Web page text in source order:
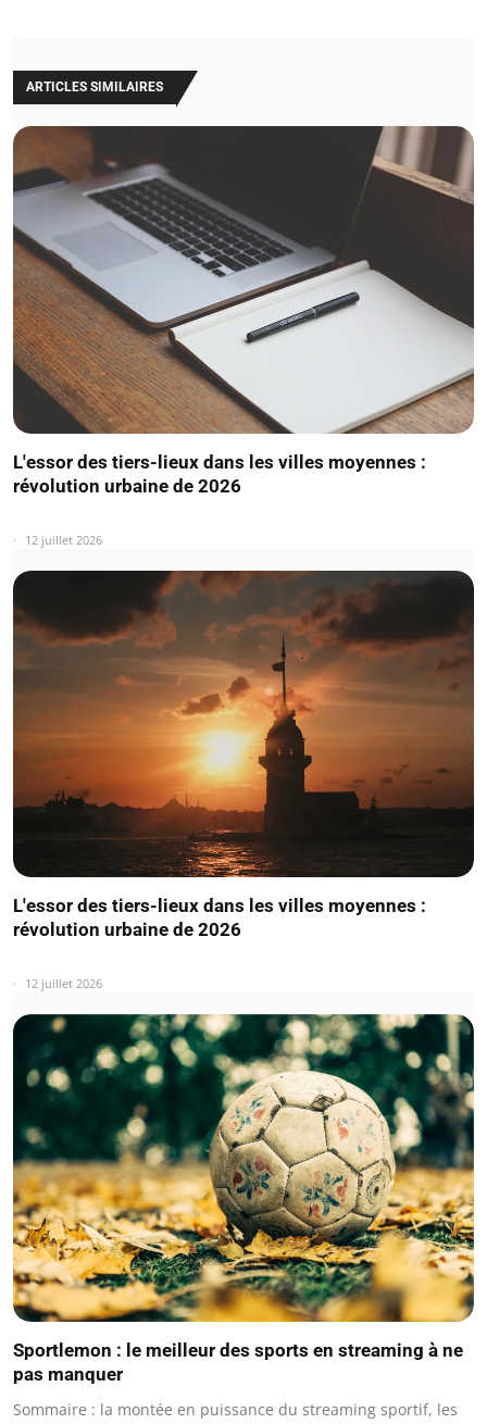
ARTICLES SIMILAIRES
L'essor des tiers-lieux dans les villes moyennes :
révolution urbaine de 2026
12 juillet 2026
L'essor des tiers-lieux dans les villes moyennes :
révolution urbaine de 2026
12 juillet 2026
Sportlemon : le meilleur des sports en streaming à ne
pas manquer
Sommaire : la montée en puissance du streaming sportif, les